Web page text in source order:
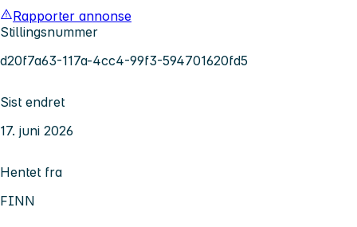
Rapporter annonse
Stillingsnummer
d20f7a63-117a-4cc4-99f3-594701620fd5
Sist endret
17. juni 2026
Hentet fra
FINN